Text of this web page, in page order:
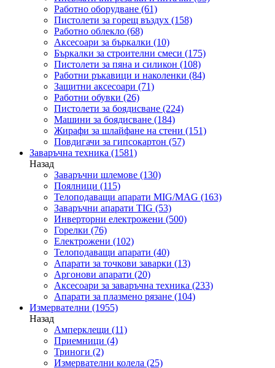
Работно оборудване (61)
Пистолети за горещ въздух (158)
Работно облекло (68)
Аксесоари за бъркалки (10)
Бъркалки за строителни смеси (175)
Пистолети за пяна и силикон (108)
Работни ръкавици и наколенки (84)
Защитни аксесоари (71)
Работни обувки (26)
Пистолети за боядисване (224)
Машини за боядисване (184)
Жирафи за шлайфане на стени (151)
Повдигачи за гипсокартон (57)
Заваръчна техника (1581)
Назад
Заваръчни шлемове (130)
Поялници (115)
Телоподаващи апарати MIG/MAG (163)
Заваръчни апарати TIG (53)
Инверторни електрожени (500)
Горелки (76)
Електрожени (102)
Телоподаващи апарати (40)
Апарати за точкови заварки (13)
Аргонови апарати (20)
Аксесоари за заваръчна техника (233)
Апарати за плазмено рязане (104)
Измервателни (1955)
Назад
Амперклещи (11)
Приемници (4)
Триноги (2)
Измервателни колела (25)